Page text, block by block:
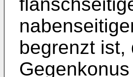
begrenzt ist,